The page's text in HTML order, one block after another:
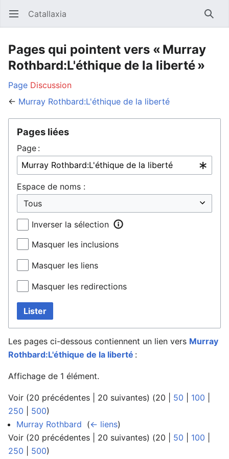
Ouvrir le menu principal Catallaxia
Pages qui pointent vers « Murray
Rothbard:L'éthique de la liberté »
Page Discussion
← Murray Rothbard:L'éthique de la liberté
Pages liées
Page :
Espace de noms :
Inverser la sélection
Masquer les inclusions
Masquer les liens
Masquer les redirections
Lister
Les pages ci-dessous contiennent un lien vers Murray
Rothbard:L'éthique de la liberté :
Affichage de 1 élément.
Voir (20 précédentes 20 suivantes) (20 50 100
250
500)
Murray Rothbard (← liens)
Voir (20 précédentes 20 suivantes) (20 50 100
250
500)